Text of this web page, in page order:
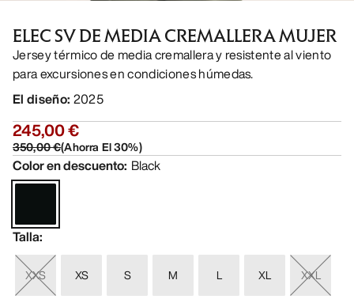
ELEC SV DE MEDIA CREMALLERA MUJER
Jersey térmico de media cremallera y resistente al viento
para excursiones en condiciones húmedas.
El diseño: 2025
245,00 €
350,00 €(Ahorra El30%)
Color en descuento: Black
Talla:
XXS XS S M L XL
XXL